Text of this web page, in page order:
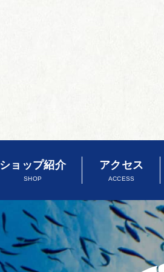
ショップ紹介
SHOP
アクセス
ACCESS